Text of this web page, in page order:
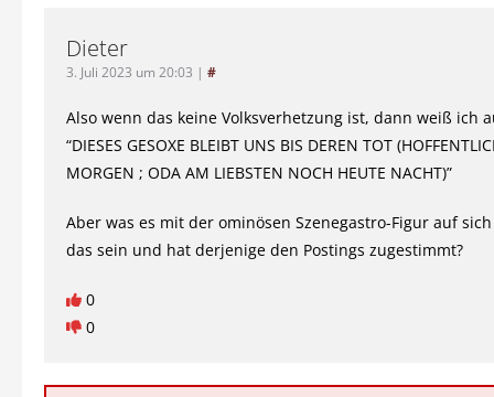
Dieter
3. Juli 2023 um 20:03 | #
Also wenn das keine Volksverhetzung ist, dann weiß ich
“DIESES GESOXE BLEIBT UNS BIS DEREN TOT
MORGEN ; ODA AM LIEBSTEN NOCH HEUTE NACHT)”
Aber was es mit der ominösen Szenegastro-Figur auf
das sein und hat derjenige den Postings zugestimmt?
0
0